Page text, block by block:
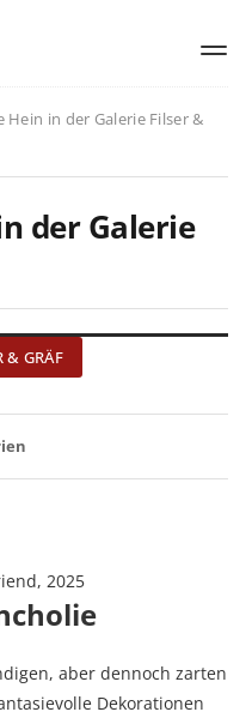
Hein in der Galerie Filser &
der Galerie
& GRÄF
2025
aber dennoch zarten
Dekorationen